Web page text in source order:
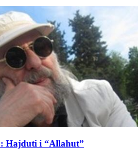
Hajduti i “Allahut”